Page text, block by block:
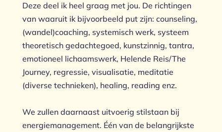
Deze deel ik heel graag met jou. De richtingen
van waaruit ik bijvoorbeeld put zijn: counseling,
(wandel)coaching, systemisch werk, systeem
theoretisch gedachtegoed, kunstzinnig, tantra,
emotioneel lichaamswerk, Helende Reis/The
Journey, regressie, visualisatie, meditatie
(diverse technieken), healing, reading enz.
We zullen daarnaast uitvoerig stilstaan bij
energiemanagement. Één van de belangrijkste